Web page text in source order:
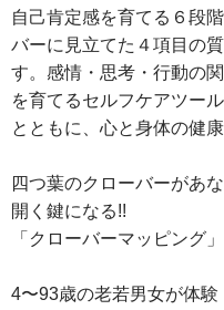
自己肯定感を育てる６段
バーに見立てた４項目の
す。感情・思考・行動の
を育てるセルフケアツー
とともに、心と身体の健
四つ葉のクローバーがあ
開く鍵になる!!
「クローバーマッピング
4〜93歳の老若男女が体験